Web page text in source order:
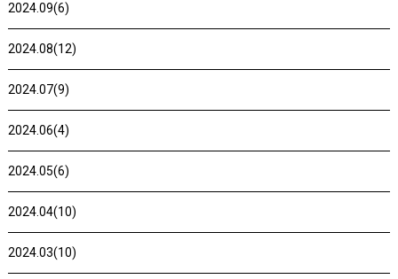
2024.09(6)
2024.08(12)
2024.07(9)
2024.06(4)
2024.05(6)
2024.04(10)
2024.03(10)